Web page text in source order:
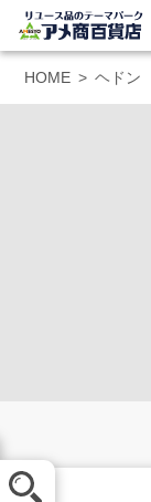
HOME ヘドン